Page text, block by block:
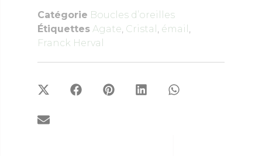
Catégorie Boucles d’oreilles
Étiquettes Agate, Cristal , émail ,
Franck Herval